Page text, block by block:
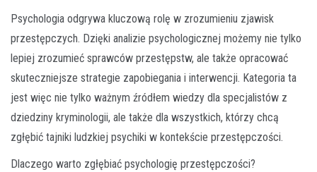
Psychologia odgrywa kluczową rolę w zrozumieniu zjawisk
przestępczych. Dzięki analizie psychologicznej możemy nie tylko
lepiej zrozumieć sprawców przestępstw, ale także opracować
skuteczniejsze strategie zapobiegania i interwencji. Kategoria ta
jest więc nie tylko ważnym źródłem wiedzy dla specjalistów z
dziedziny kryminologii, ale także dla wszystkich, którzy chcą
zgłębić tajniki ludzkiej psychiki w kontekście przestępczości.
Dlaczego warto zgłębiać psychologię przestępczości?